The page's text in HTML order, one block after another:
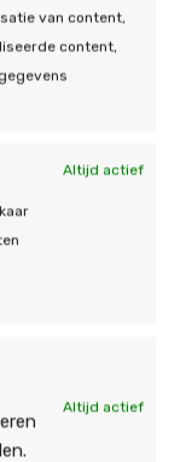
van content,
content,
Altijd actief
Altijd actief
wat